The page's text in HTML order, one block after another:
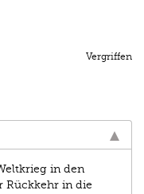
Vergriffen
in den
Rückkehr in die